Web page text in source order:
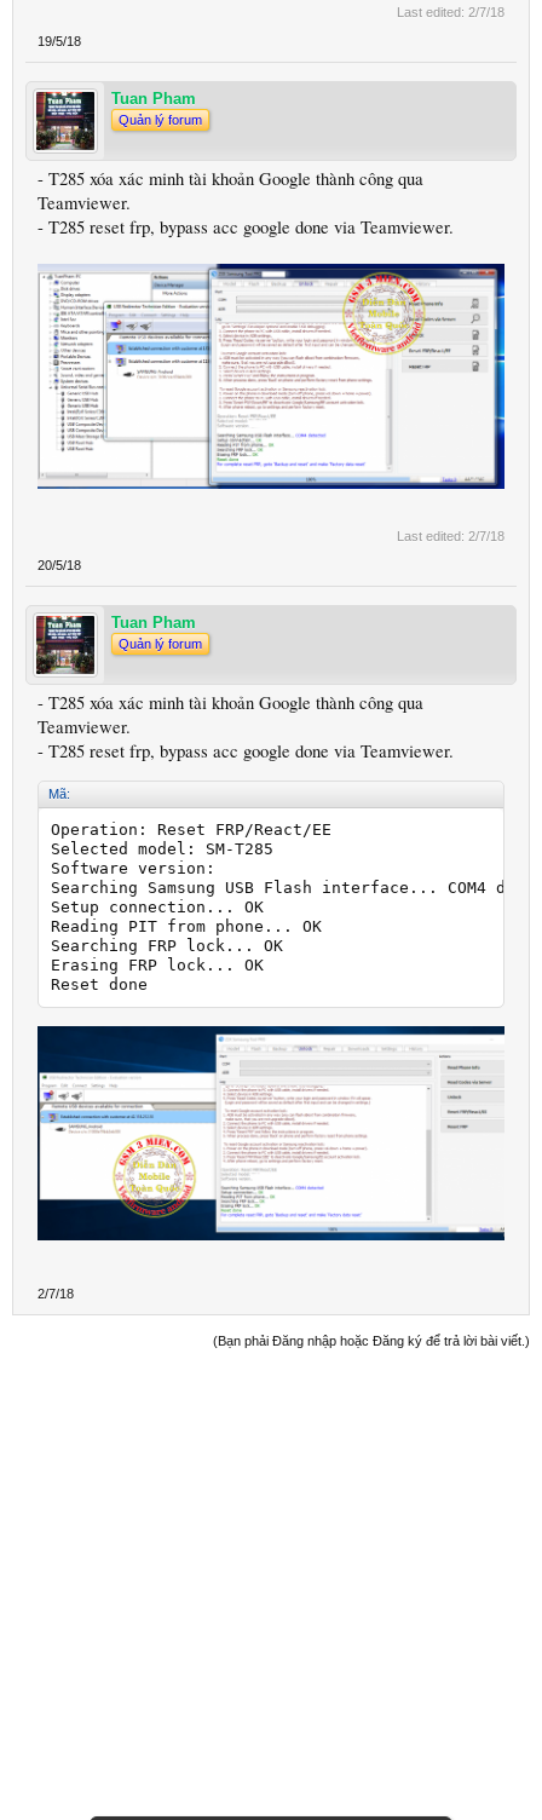
Last edited: 2/7/18
19/5/18
Tuan Pham
Quản lý forum
- T285 xóa xác minh tài khoản Google thành công qua
Teamviewer.
- T285 reset frp, bypass acc google done via Teamviewer.
Last edited: 2/7/18
20/5/18
Tuan Pham
Quản lý forum
- T285 xóa xác minh tài khoản Google thành công qua
Teamviewer.
- T285 reset frp, bypass acc google done via Teamviewer.
Mã:
Operation: Reset FRP/React/EE
Selected model: SM-T285
Software version:
Searching Samsung USB Flash interface... COM4
Setup connection... OK
Reading PIT from phone... OK
Searching FRP lock... OK
Erasing FRP lock... OK
Reset done
2/7/18
(Bạn phải Đăng nhập hoặc Đăng ký để trả lời bài viết.)